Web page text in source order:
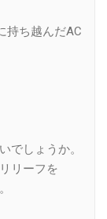
持ち越んだAC
でしょうか。
リーフを